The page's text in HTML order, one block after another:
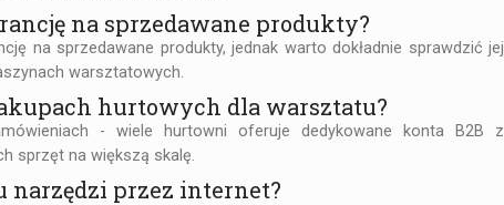
na sprzedawane produkty?
na sprzedawane produkty, jednak warto dokładnie sprawdzić jej
warsztatowych.
hurtowych dla warsztatu?
- wiele hurtowni oferuje dedykowane konta B2B z
sprzęt na większą skalę.
narzędzi przez internet?